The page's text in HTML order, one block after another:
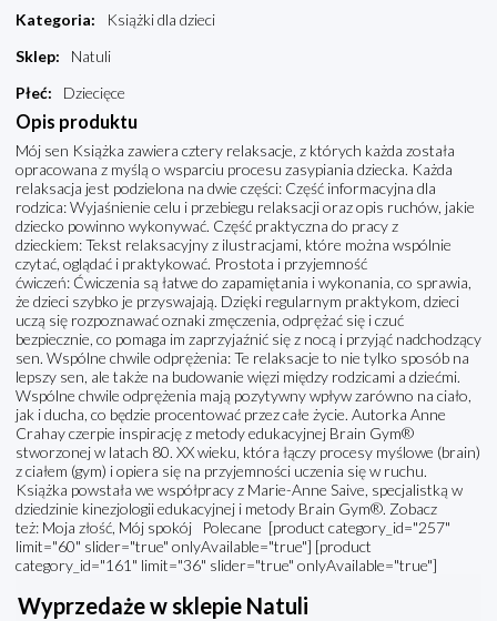
Kategoria:
Książki dla dzieci
Sklep:
Natuli
Płeć: Dziecięce
Opis produktu
Mój sen Książka zawiera cztery relaksacje, z których każda została
opracowana z myślą o wsparciu procesu zasypiania dziecka. Każda
relaksacja jest podzielona na dwie części: Część informacyjna dla
rodzica: Wyjaśnienie celu i przebiegu relaksacji oraz opis ruchów, jakie
dziecko powinno wykonywać. Część praktyczna do pracy z
dzieckiem: Tekst relaksacyjny z ilustracjami, które można wspólnie
czytać, oglądać i praktykować. Prostota i przyjemność
ćwiczeń: Ćwiczenia są łatwe do zapamiętania i wykonania, co sprawia,
że dzieci szybko je przyswajają. Dzięki regularnym praktykom, dzieci
uczą się rozpoznawać oznaki zmęczenia, odprężać się i czuć
bezpiecznie, co pomaga im zaprzyjaźnić się z nocą i przyjąć nadchodzący
sen. Wspólne chwile odprężenia: Te relaksacje to nie tylko sposób na
lepszy sen, ale także na budowanie więzi między rodzicami a dziećmi.
Wspólne chwile odprężenia mają pozytywny wpływ zarówno na ciało,
jak i ducha, co będzie procentować przez całe życie. Autorka Anne
Crahay czerpie inspirację z metody edukacyjnej Brain Gym®
stworzonej w latach 80. XX wieku, która łączy procesy myślowe (brain)
z ciałem (gym) i opiera się na przyjemności uczenia się w ruchu.
Książka powstała we współpracy z Marie-Anne Saive, specjalistką w
dziedzinie kinezjologii edukacyjnej i metody Brain Gym®. Zobacz
też: Moja złość, Mój spokój Polecane [product category_id="257"
limit="60" slider="true" onlyAvailable="true"] [product
category_id="161" limit="36" slider="true" onlyAvailable="true"]
Wyprzedaże w sklepie Natuli